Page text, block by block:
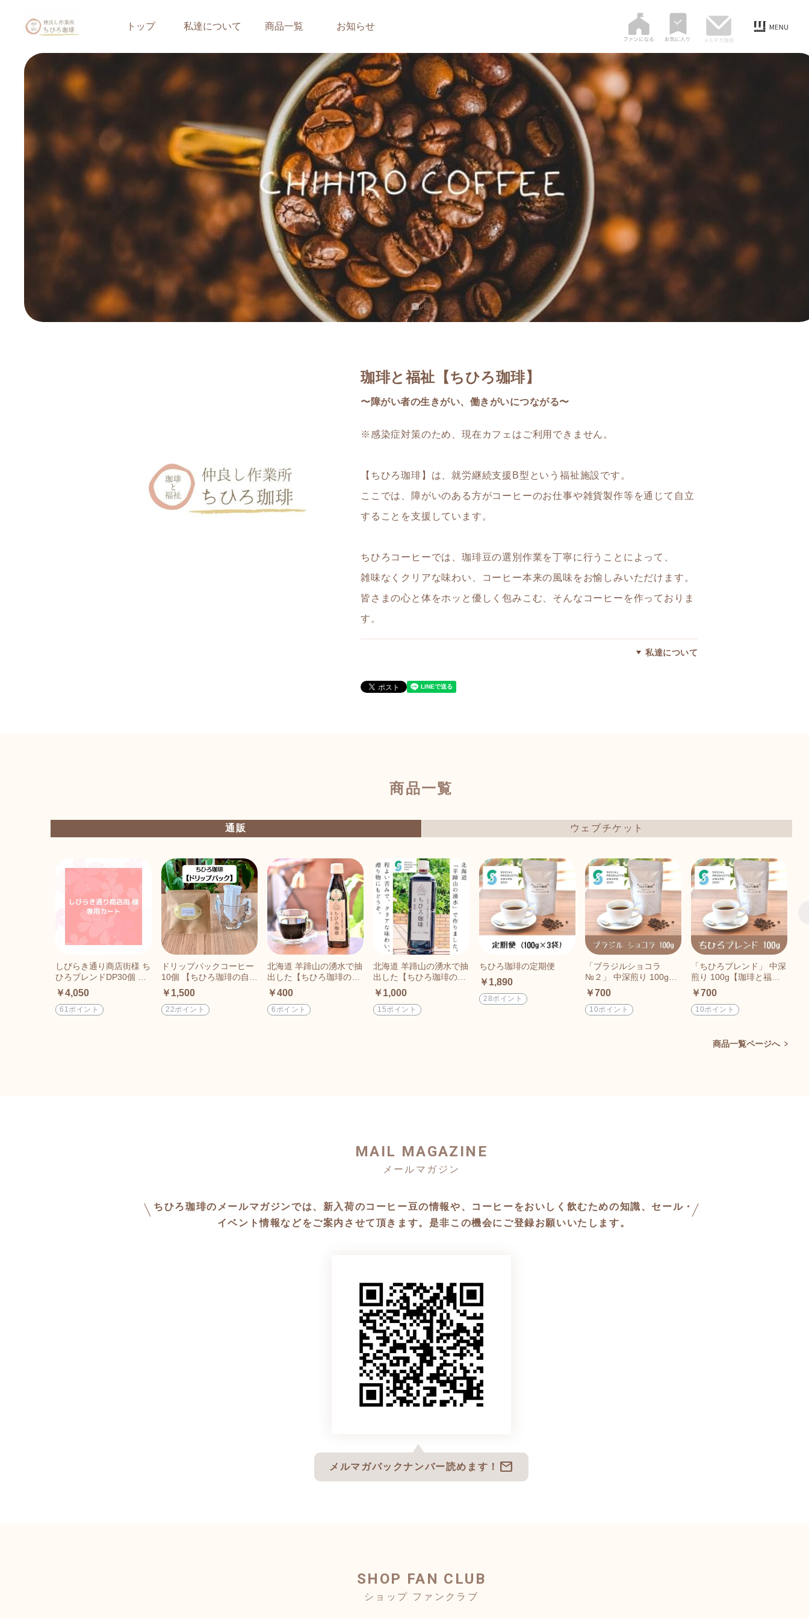
トップ 私達について 商品一覧 お知らせ
珈琲と福祉【ちひろ珈琲】
〜障がい者の生きがい、働きがいにつながる〜
※感染症対策のため、現在カフェはご利用できません。
【ちひろ珈琲】は、就労継続支援B型という福祉施設です。
ここでは、障がいのある方がコーヒーのお仕事や雑貨製作等を通じて自立
することを支援しています。
ちひろコーヒーでは、珈琲豆の選別作業を丁寧に行うことによって、
雑味なくクリアな味わい、コーヒー本来の風味をお愉しみいただけます。
皆さまの心と体をホッと優しく包みこむ、そんなコーヒーを作っておりま
す。
私達について
商品一覧
通販 ウェブチケット
しびらき通り商店街様 ち
ひろブレンドDP30個 専
用カート
￥4,050
61ポイント
ドリップパックコーヒー
10個 【ちひろ珈琲の自家
焙煎珈琲豆】
￥1,500
22ポイント
北海道 羊蹄山の湧水で抽
出した【ちひろ珈琲のボ
トルコーヒー350ml】
￥400
6ポイント
北海道 羊蹄山の湧水で抽
出した【ちひろ珈琲のボ
トルコーヒー1ℓ】
￥1,000
15ポイント
ちひろ珈琲の定期便
￥1,890
28ポイント
「ブラジルショコラ
№２」 中深煎り 100g
【珈琲と福祉】ちひろ珈
琲の自家焙煎珈琲豆
￥700
10ポイント
「ちひろブレンド」 中深
煎り 100g【珈琲と福
祉】ちひろ珈琲の自家焙
煎珈琲豆
￥700
10ポイント
商品一覧ページへ
MAIL MAGAZINE
ちひろ珈琲のメールマガジンでは、新入荷のコーヒー豆の情報や、コーヒーをおいしく飲むための知識、セール・
イベント情報などをご案内させて頂きます。是非この機会にご登録お願いいたします。
メルマガバックナンバー読めます！ mail
SHOP FAN CLUB